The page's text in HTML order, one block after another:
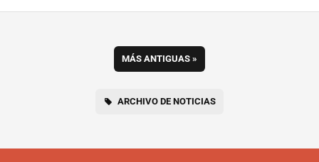
MÁS ANTIGUAS »
ARCHIVO DE NOTICIAS